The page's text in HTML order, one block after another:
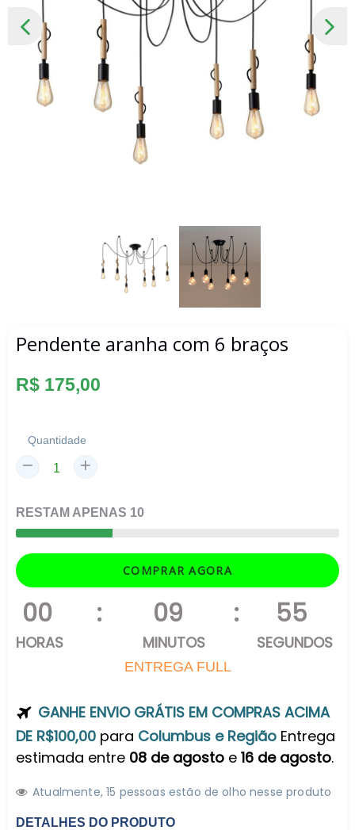
SLIDE
ANTERIOR
Pendente aranha com 6 braços
Preço
R$ 175,00
Quantidade
RESTAM APENAS 10
COMPRAR AGORA
00 : 09 : 55
HORAS MINUTOS SEGUNDOS
ENTREGA FULL
GANHE ENVIO GRÁTIS EM COMPRAS ACIMA
DE R$100,00 para Columbus e Região Entrega
estimada entre 08 de agosto e 16 de agosto.
Atualmente,15 pessoas estão de olho nesse produto
DETALHES DO PRODUTO